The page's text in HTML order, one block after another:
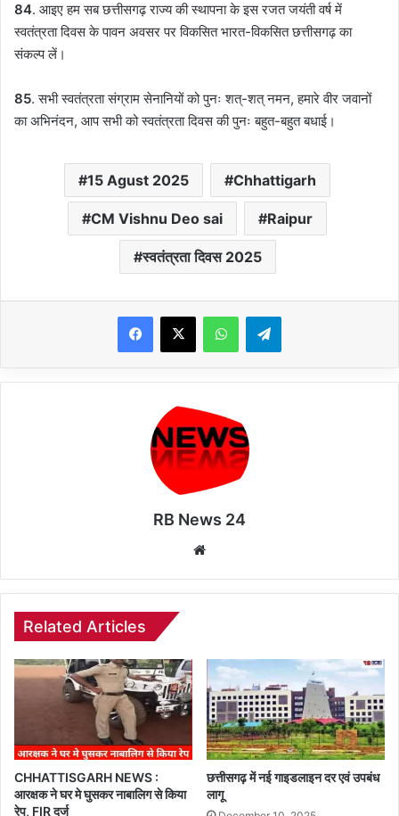
84. आइए हम सब छत्तीसगढ़ राज्य की स्थापना के इस रजत जयंती वर्ष में
स्वतंत्रता दिवस के पावन अवसर पर विकसित भारत-विकसित छत्तीसगढ़ का
संकल्प लें।
85. सभी स्वतंत्रता संग्राम सेनानियों को पुनः शत्-शत् नमन, हमारे वीर जवानों
का अभिनंदन, आप सभी को स्वतंत्रता दिवस की पुनः बहुत-बहुत बधाई।
15 Agust 2025 Chhattigarh
CM Vishnu Deo sai Raipur
स्वतंत्रता दिवस 2025
WhatsAppTelegram
RB News 24
Related Articles
CHHATTISGARH NEWS :
आरक्षक ने घर मे घुसकर नाबालिग से किया
रेप, FIR दर्ज
छत्तीसगढ़ में नई गाइडलाइन दर एवं उपबंध
लागू